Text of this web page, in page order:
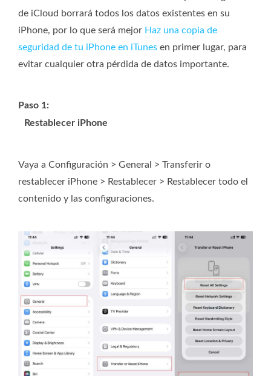
de iCloud borrará todos los datos existentes en su
iPhone, por lo que será mejor Haz una copia de
seguridad de tu iPhone en iTunes en primer lugar, para
evitar cualquier otra pérdida de datos importante.
Paso 1:
Restablecer iPhone
Vaya a Configuración > General > Transferir o
restablecer iPhone > Restablecer > Restablecer todo el
contenido y las configuraciones.